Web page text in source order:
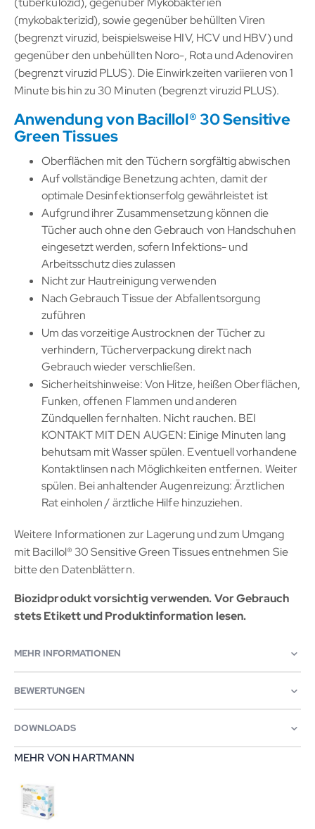
(mykobakterizid), sowie gegenüber behüllten Viren
(begrenzt viruzid, beispielsweise HIV, HCV und HBV) und
gegenüber den unbehüllten Noro-, Rota und Adenoviren
(begrenzt viruzid PLUS). Die Einwirkzeiten variieren von 1
Minute bis hin zu 30 Minuten (begrenzt viruzid PLUS).
Anwendung von Bacillol® 30 Sensitive
Green Tissues
Oberflächen mit den Tüchern sorgfältig abwischen
Auf vollständige Benetzung achten, damit der
optimale Desinfektionserfolg gewährleistet ist
Aufgrund ihrer Zusammensetzung können die
Tücher auch ohne den Gebrauch von Handschuhen
eingesetzt werden, sofern Infektions- und
Arbeitsschutz dies zulassen
Nicht zur Hautreinigung verwenden
Nach Gebrauch Tissue der Abfallentsorgung
zuführen
Um das vorzeitige Austrocknen der Tücher zu
verhindern, Tücherverpackung direkt nach
Gebrauch wieder verschließen.
Sicherheitshinweise: Von Hitze, heißen Oberflächen,
Funken, offenen Flammen und anderen
Zündquellen fernhalten. Nicht rauchen. BEI
KONTAKT MIT DEN AUGEN: Einige Minuten lang
behutsam mit Wasser spülen. Eventuell vorhandene
Kontaktlinsen nach Möglichkeiten entfernen. Weiter
spülen. Bei anhaltender Augenreizung: Ärztlichen
Rat einholen / ärztliche Hilfe hinzuziehen.
Weitere Informationen zur Lagerung und zum Umgang
mit Bacillol® 30 Sensitive Green Tissues entnehmen Sie
bitte den Datenblättern.
Biozidprodukt vorsichtig verwenden. Vor Gebrauch
stets Etikett und Produktinformation lesen.
MEHR INFORMATIONEN
BEWERTUNGEN
DOWNLOADS
MEHR VON HARTMANN